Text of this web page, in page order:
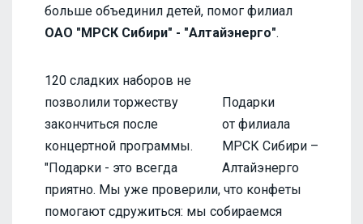
больше объединил детей, помог филиал
ОАО "МРСК Сибири" - "Алтайэнерго".
Подарки
от филиала
МРСК Сибири –
Алтайэнерго
120 сладких наборов не
позволили торжеству
закончиться после
концертной программы.
"Подарки - это всегда
приятно. Мы уже проверили, что конфеты
помогают сдружиться: мы собираемся